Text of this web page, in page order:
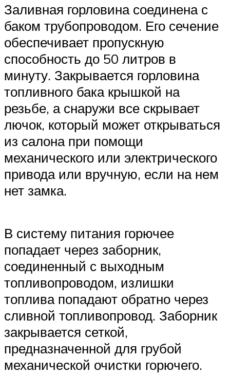
Заливная горловина соединена с
баком трубопроводом. Его сечение
обеспечивает пропускную
способность до 50 литров в
минуту. Закрывается горловина
топливного бака крышкой на
резьбе, а снаружи все скрывает
лючок, который может открываться
из салона при помощи
механического или электрического
привода или вручную, если на нем
нет замка.
В систему питания горючее
попадает через заборник,
соединенный с выходным
топливопроводом, излишки
топлива попадают обратно через
сливной топливопровод. Заборник
закрывается сеткой,
предназначенной для грубой
механической очистки горючего.